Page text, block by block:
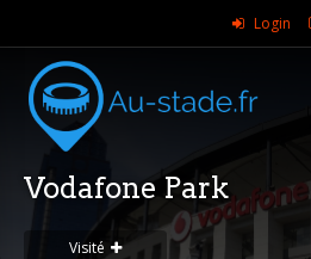
Login
Vodafone Park
Visité